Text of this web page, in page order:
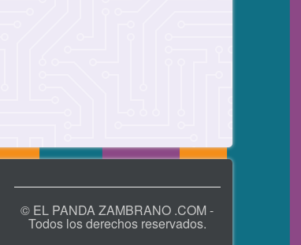
© EL PANDA ZAMBRANO .COM -
Todos los derechos reservados.